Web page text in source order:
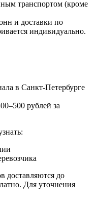
транспортом (кроме
и доставки по
индивидуально.
в Санкт-Петербурге
рублей за
доставляются до
Для уточнения